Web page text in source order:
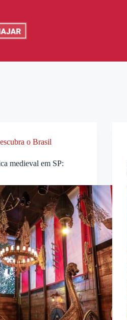
o Brasil
medieval em SP: